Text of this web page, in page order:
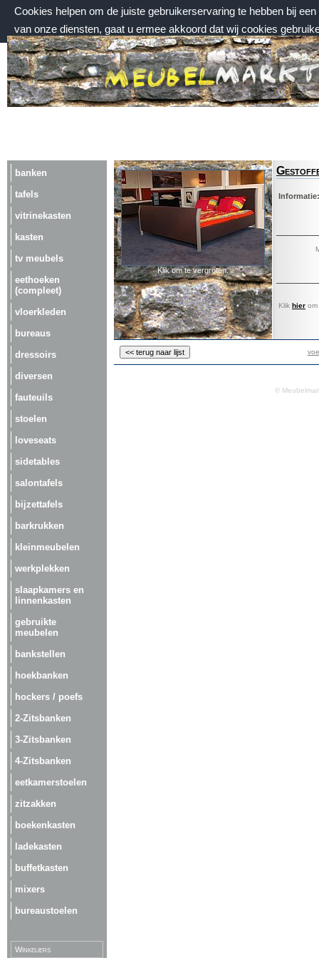
Cookies helpen om de juiste gebruikerservaring te hebben bij
van onze diensten, gaat u ermee akkoord dat wij cookies
vrijdag 7 augustus 2026, 00:56 uur
Welkom bij Meubelmarktplein.nl
banken
tafels
vitrinekasten
kasten
tv meubels
eethoeken
(compleet)
vloerkleden
bureaus
dressoirs
diversen
fauteuils
stoelen
loveseats
sidetables
salontafels
bijzettafels
barkrukken
kleinmeubelen
werkplekken
slaapkamers en
linnenkasten
gebruikte
meubelen
bankstellen
hoekbanken
hockers / poefs
2-Zitsbanken
3-Zitsbanken
4-Zitsbanken
eetkamerstoelen
zitzakken
boekenkasten
ladekasten
buffetkasten
mixers
bureaustoelen
Winkeliers
Klik om te vergroten.
Informatie:
Klik hier
©